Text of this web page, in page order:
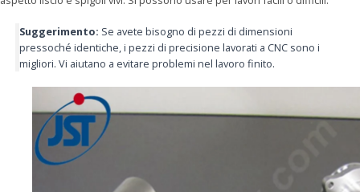
Suggerimento: Se avete bisogno di pezzi di dimensioni
pressoché identiche, i pezzi di precisione lavorati a CNC sono i
migliori. Vi aiutano a evitare problemi nel lavoro finito.